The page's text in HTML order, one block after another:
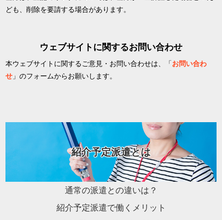
ども、削除を要請する場合があります。
ウェブサイトに関するお問い合わせ
本ウェブサイトに関するご意見・お問い合わせは、「 お問い合わ
せ 」のフォームからお願いします。
紹介予定派遣とは
通常の派遣との違いは？
紹介予定派遣で働くメリット